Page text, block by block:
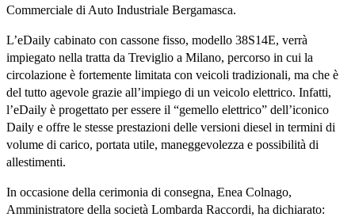
Commerciale di Auto Industriale Bergamasca.
L’eDaily cabinato con cassone fisso, modello 38S14E, verrà
impiegato nella tratta da Treviglio a Milano, percorso in cui la
circolazione è fortemente limitata con veicoli tradizionali, ma che è
del tutto agevole grazie all’impiego di un veicolo elettrico. Infatti,
l’eDaily è progettato per essere il “gemello elettrico” dell’iconico
Daily e offre le stesse prestazioni delle versioni diesel in termini di
volume di carico, portata utile, maneggevolezza e possibilità di
allestimenti.
In occasione della cerimonia di consegna, Enea Colnago,
Amministratore della società Lombarda Raccordi, ha dichiarato: